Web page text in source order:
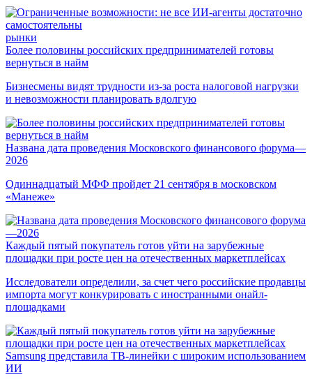
рынки
Более половины российских предпринимателей готовы
вернуться в найм
Бизнесмены видят трудности из-за роста налоговой нагрузки
и невозможности планировать вдолгую
Названа дата проведения Московского финансового форума—
2026
Одиннадцатый МФФ пройдет 21 сентября в московском
«Манеже»
Каждый пятый покупатель готов уйти на зарубежные
площадки при росте цен на отечественных маркетплейсах
Исследователи определили, за счет чего российские продавцы
импорта могут конкурировать с иностранными онайл-
площадками
Samsung представила ТВ-линейки с широким использованием
ИИ